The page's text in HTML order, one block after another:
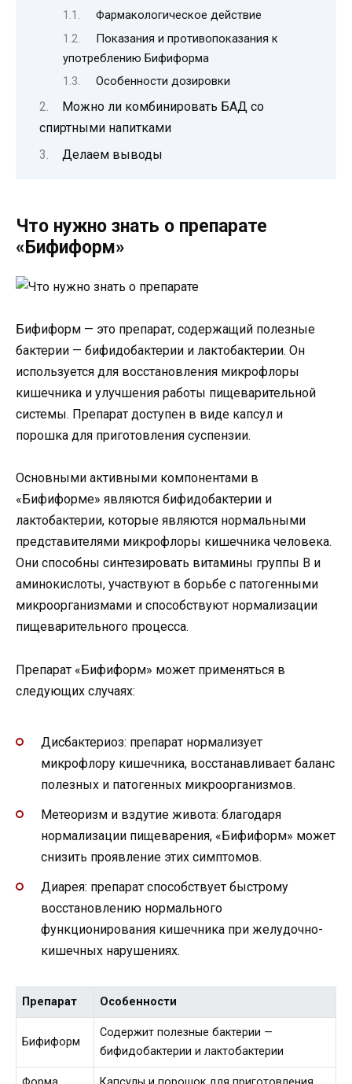
Фармакологическое действие
Показания и противопоказания к
употреблению Бифиформа
Особенности дозировки
Можно ли комбинировать БАД со
спиртными напитками
Делаем выводы
Что нужно знать о препарате
«Бифиформ»
Бифиформ — это препарат, содержащий полезные
бактерии — бифидобактерии и лактобактерии. Он
используется для восстановления микрофлоры
кишечника и улучшения работы пищеварительной
системы. Препарат доступен в виде капсул и
порошка для приготовления суспензии.
Основными активными компонентами в
«Бифиформе» являются бифидобактерии и
лактобактерии, которые являются нормальными
представителями микрофлоры кишечника человека.
Они способны синтезировать витамины группы В и
аминокислоты, участвуют в борьбе с патогенными
микроорганизмами и способствуют нормализации
пищеварительного процесса.
Препарат «Бифиформ» может применяться в
следующих случаях:
Дисбактериоз: препарат нормализует
микрофлору кишечника, восстанавливает баланс
полезных и патогенных микроорганизмов.
Метеоризм и вздутие живота: благодаря
нормализации пищеварения, «Бифиформ» может
снизить проявление этих симптомов.
Диарея: препарат способствует быстрому
восстановлению нормального
функционирования кишечника при желудочно-
кишечных нарушениях.
Препарат Особенности
Бифиформ
Содержит полезные бактерии —
бифидобактерии и лактобактерии